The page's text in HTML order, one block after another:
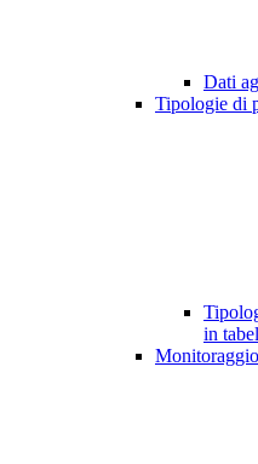
Dati
Tipologie di
in